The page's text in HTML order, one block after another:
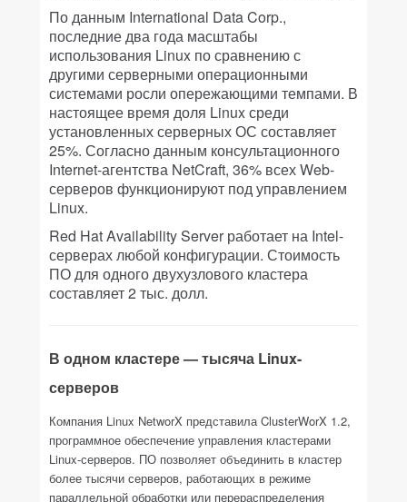
По данным International Data Corp.,
последние два года масштабы
использования Linux по сравнению с
другими серверными операционными
системами росли опережающими темпами. В
настоящее время доля Linux среди
установленных серверных ОС составляет
25%. Согласно данным консультационного
Internet-агентства NetCraft, 36% всех Web-
серверов функционируют под управлением
Linux.
Red Hat Availability Server работает на Intel-
серверах любой конфигурации. Стоимость
ПО для одного двухузлового кластера
составляет 2 тыс. долл.
В одном кластере — тысяча Linux-
серверов
Компания Linux NetworX представила ClusterWorX 1.2,
программное обеспечение управления кластерами
Linux-серверов. ПО позволяет объединить в кластер
более тысячи серверов, работающих в режиме
параллельной обработки или перераспределения